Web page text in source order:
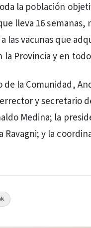
la población
lleva 16 semanas,
las vacunas que
Provincia y en
la Comunidad,
y secretario
Medina; la
Ravagni; y la